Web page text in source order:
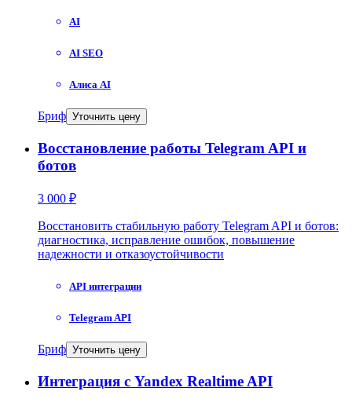
AI
AI SEO
Алиса AI
Бриф Уточнить цену
Восстановление работы Telegram API и
ботов
3 000 ₽
Восстановить стабильную работу Telegram API и ботов:
диагностика, исправление ошибок, повышение
надежности и отказоустойчивости
API интеграции
Telegram API
Бриф Уточнить цену
Интеграция с Yandex Realtime API